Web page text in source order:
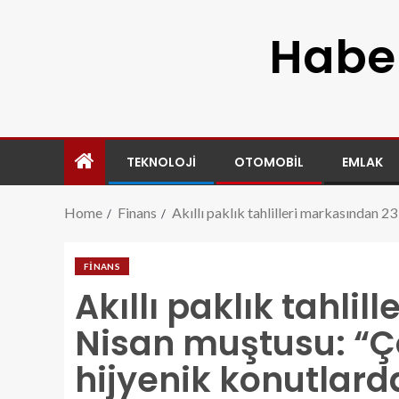
TEKNOLOJI OTOMOBIL EMLAK
Home Finans Akıllı paklık tahlilleri markasından
FINANS
Akıllı paklık
Nisan muştusu:
hijyenik